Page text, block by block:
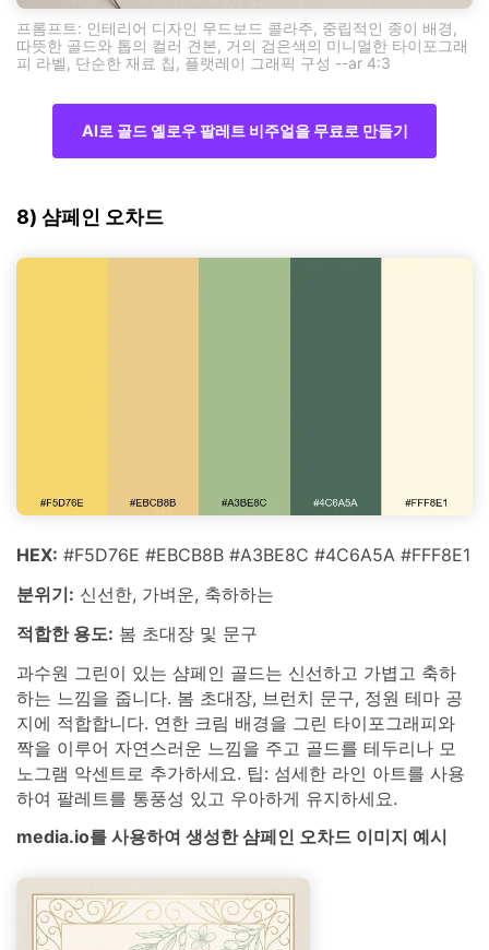
프롬프트: 인테리어 디자인 무드보드 콜라주, 중립적인 종이 배경,
따뜻한 골드와 톱의 컬러 견본, 거의 검은색의 미니멀한 타이포그래
피 라벨, 단순한 재료 칩, 플랫레이 그래픽 구성 --ar 4:3
AI로 골드 옐로우 팔레트 비주얼을 무료로 만들기
8) 샴페인 오차드
HEX: #F5D76E #EBCB8B #A3BE8C #4C6A5A #FFF8E1
분위기: 신선한, 가벼운, 축하하는
적합한 용도: 봄 초대장 및 문구
과수원 그린이 있는 샴페인 골드는 신선하고 가볍고 축하
하는 느낌을 줍니다. 봄 초대장, 브런치 문구, 정원 테마 공
지에 적합합니다. 연한 크림 배경을 그린 타이포그래피와
짝을 이루어 자연스러운 느낌을 주고 골드를 테두리나 모
노그램 악센트로 추가하세요. 팁: 섬세한 라인 아트를 사용
하여 팔레트를 통풍성 있고 우아하게 유지하세요.
media.io를 사용하여 생성한 샴페인 오차드 이미지 예시